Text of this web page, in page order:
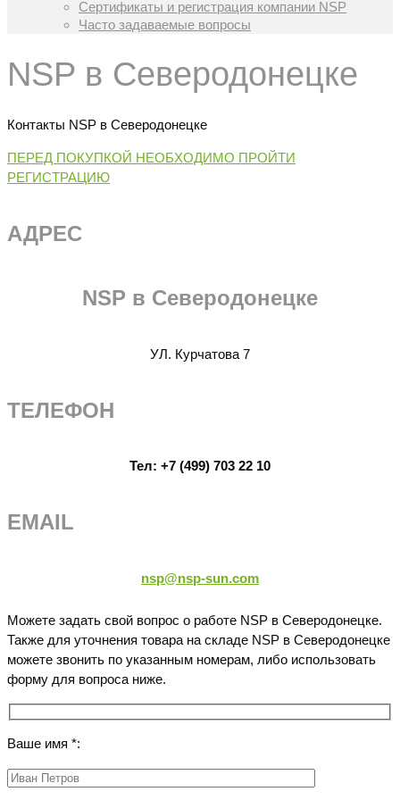
Сертификаты и регистрация компании NSP
Часто задаваемые вопросы
NSP в Северодонецке
Контакты NSP в Северодонецке
ПЕРЕД ПОКУПКОЙ НЕОБХОДИМО ПРОЙТИ
РЕГИСТРАЦИЮ
АДРЕС
NSP в Северодонецке
УЛ. Курчатова 7
ТЕЛЕФОН
Тел: +7 (499) 703 22 10
EMAIL
nsp@nsp-sun.com
Можете задать свой вопрос о работе NSP в Северодонецке.
Также для уточнения товара на складе NSP в Северодонецке
можете звонить по указанным номерам, либо использовать
форму для вопроса ниже.
Ваше имя *: